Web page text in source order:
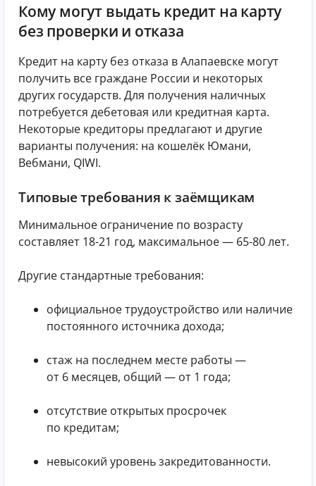
Кому могут выдать кредит на карту
без проверки и отказа
Кредит на карту без отказа в Алапаевске могут
получить все граждане России и некоторых
других государств. Для получения наличных
потребуется дебетовая или кредитная карта.
Некоторые кредиторы предлагают и другие
варианты получения: на кошелёк Юмани,
Вебмани, QIWI.
Типовые требования к заёмщикам
Минимальное ограничение по возрасту
составляет 18-21 год, максимальное — 65-80 лет.
Другие стандартные требования:
официальное трудоустройство или наличие
постоянного источника дохода;
стаж на последнем месте работы —
от 6 месяцев, общий — от 1 года;
отсутствие открытых просрочек
по кредитам;
невысокий уровень закредитованности.